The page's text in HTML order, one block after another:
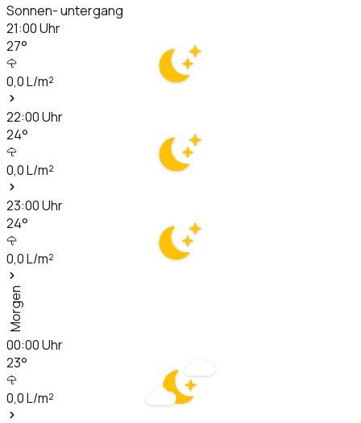
Sonnen- untergang
21:00Uhr
27°
0,0L/m²
22:00Uhr
24°
0,0L/m²
23:00Uhr
24°
0,0L/m²
Morgen
00:00Uhr
23°
0,0L/m²